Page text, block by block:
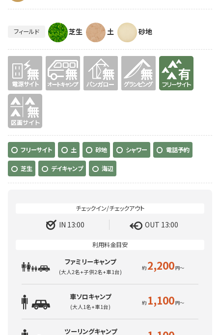
フィールド 芝生 土 砂地
無 無 有り
無
フリーサイト 土 砂地 シャワー 電話予約
芝生 デイキャンプ 海辺
IN 13:00 OUT 13:00
ファミリーキャンプ
(大人2名+子供2名+車1台) 2,200
車ソロキャンプ
(大人1名+車1台) 1,100
ツーリングキャンプ